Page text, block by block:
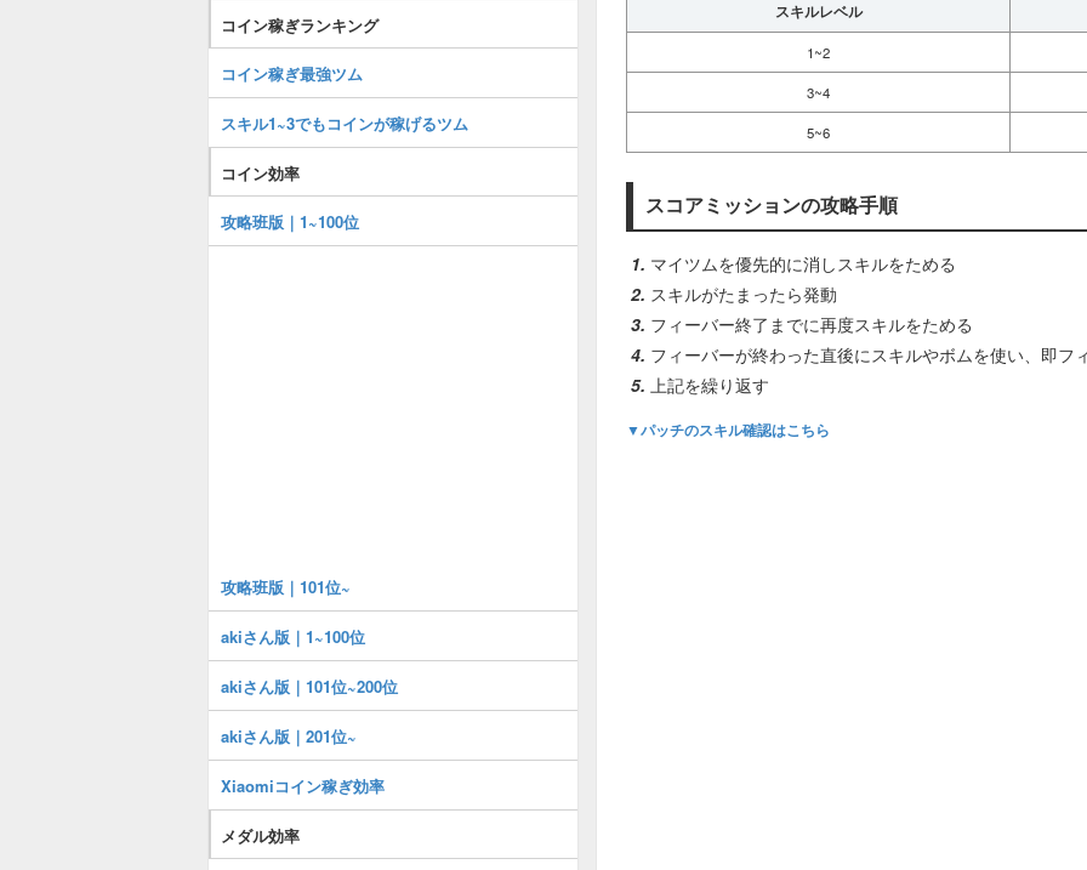
スキルレベル
1~2
3~4
5~6
スコアミッションの攻略手順
マイツムを優先的に消しスキルをためる
スキルがたまったら発動
フィーバー終了までに再度スキルをためる
フィーバーが終わった直後にスキルやボムを使い、即フ
上記を繰り返す
▼パッチのスキル確認はこちら
コイン稼ぎランキング
コイン稼ぎ最強ツム
スキル1~3でもコインが稼げるツム
コイン効率
攻略班版｜1~100位
攻略班版｜101位~
akiさん版｜1~100位
akiさん版｜101位~200位
akiさん版｜201位~
Xiaomiコイン稼ぎ効率
メダル効率